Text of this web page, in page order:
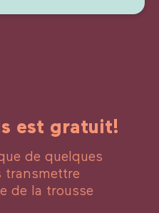
est gratuit!
de quelques
transmettre
de la trousse